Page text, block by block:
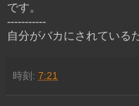
です。
-----------
自分がバカにされている
時刻: 7:21